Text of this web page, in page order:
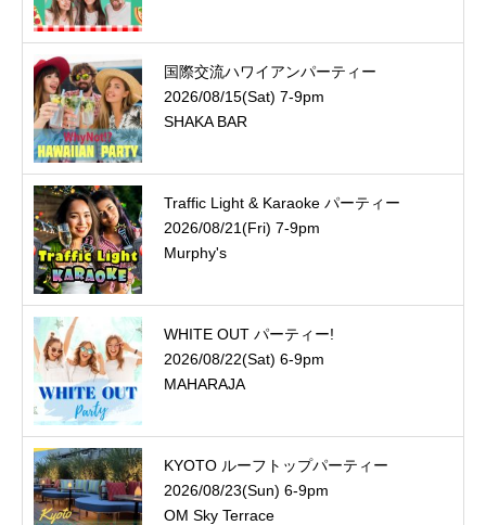
国際交流ハワイアンパーティー
2026/08/15(Sat) 7-9pm
SHAKA BAR
Traffic Light & Karaoke パーティー
2026/08/21(Fri) 7-9pm
Murphy's
WHITE OUT パーティー!
2026/08/22(Sat) 6-9pm
MAHARAJA
KYOTO ルーフトップパーティー
2026/08/23(Sun) 6-9pm
OM Sky Terrace